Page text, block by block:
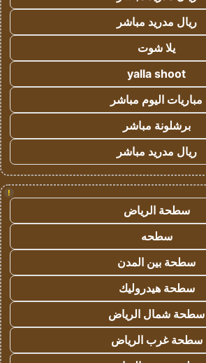
ريال مدريد مباشر
يلا شوت
yalla shoot
مباريات اليوم مباشر
برشلونة مباشر
ريال مدريد مباشر
!
سطحة الرياض
سطحه
سطحة بين المدن
سطحة هيدروليك
سطحة شمال الرياض
سطحة غرب الرياض